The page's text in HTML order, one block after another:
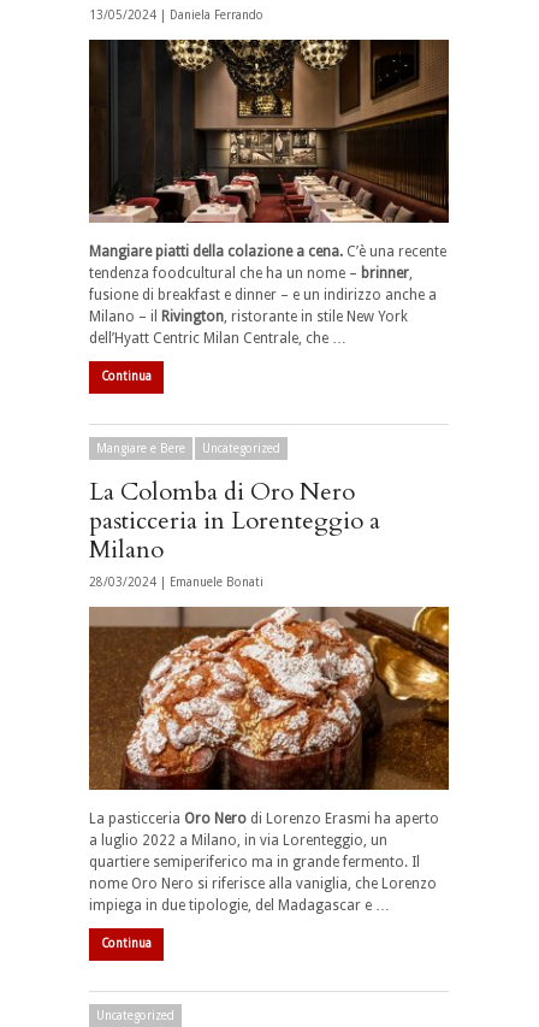
13/05/2024 | Daniela Ferrando
Mangiare piatti della colazione a cena. C’è una recente
tendenza foodcultural che ha un nome – brinner,
fusione di breakfast e dinner – e un indirizzo anche a
Milano – il
Rivington, ristorante in stile New York
dell’Hyatt Centric Milan Centrale, che …
Continua
Mangiare e Bere Uncategorized
La Colomba di Oro Nero
pasticceria in Lorenteggio a
Milano
28/03/2024 | Emanuele Bonati
La pasticceria Oro Nero di Lorenzo Erasmi ha aperto
a luglio 2022 a Milano, in via Lorenteggio, un
quartiere semiperiferico ma in grande fermento. Il
nome Oro Nero si riferisce alla vaniglia, che Lorenzo
impiega in due tipologie, del Madagascar e …
Continua
Uncategorized